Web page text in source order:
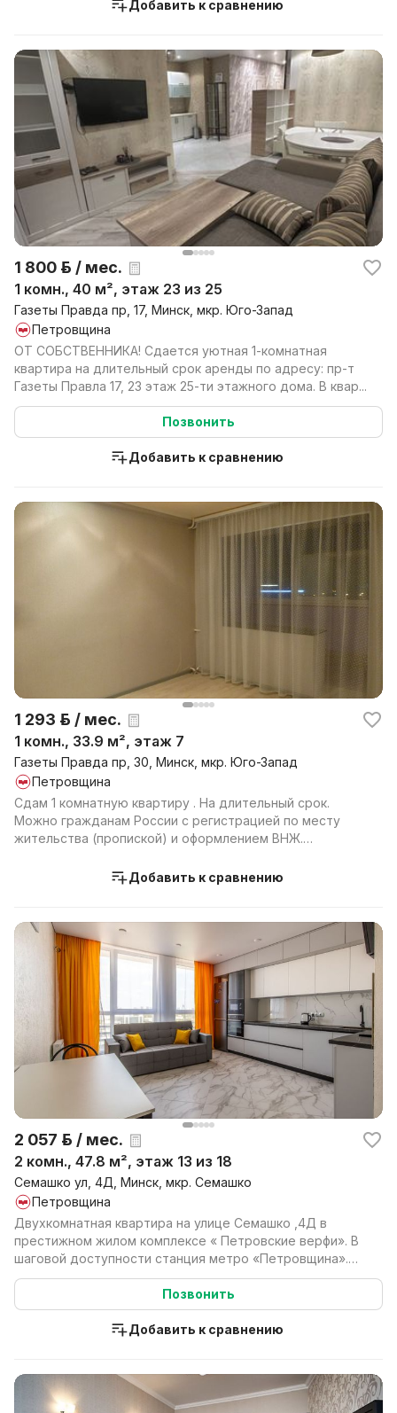
Добавить к сравнению
1 800 р. / мес.
1 комн., 40 м², этаж 23 из 25
Газеты Правда пр, 17, Минск, мкр. Юго-Запад
Петровщина
ОТ СОБСТВЕННИКА! Сдается уютная 1-комнатная
квартира на длительный срок аренды по адресу: пр-т
Газеты Правла 17, 23 этаж 25-ти этажного дома. В квар...
Позвонить
Добавить к сравнению
1 293 р. / мес.
1 комн., 33.9 м², этаж 7
Газеты Правда пр, 30, Минск, мкр. Юго-Запад
Петровщина
Сдам 1 комнатную квартиру . На длительный срок.
Можно гражданам России с регистрацией по месту
жительства (пропиской) и оформлением ВНЖ.
Добавить к сравнению
2 057 р. / мес.
2 комн., 47.8 м², этаж 13 из 18
Семашко ул, 4Д, Минск, мкр. Семашко
Петровщина
Двухкомнатная квартира на улице Семашко ,4Д в
престижном жилом комплексе « Петровские верфи». В
шаговой доступности станция метро «Петровщина».
Прос...
Позвонить
Добавить к сравнению